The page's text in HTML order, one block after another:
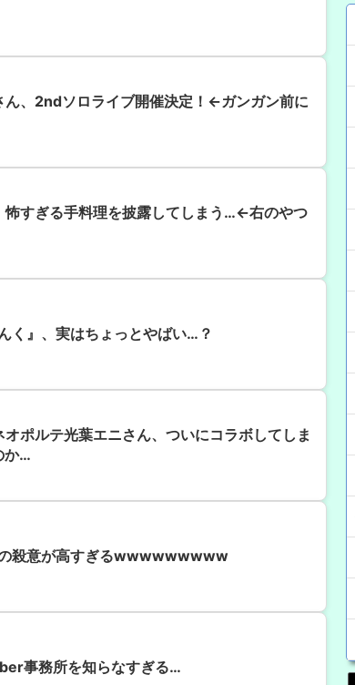
ん、2ndソロライブ開催決定！←ガンガン前に
怖すぎる手料理を披露してしまう…←右のやつ
く』、実はちょっとやばい…？
オポルテ光葉エニさん、ついにコラボしてしま
か…
の殺意が高すぎるwwwwwwwww
事務所を知らなすぎる…